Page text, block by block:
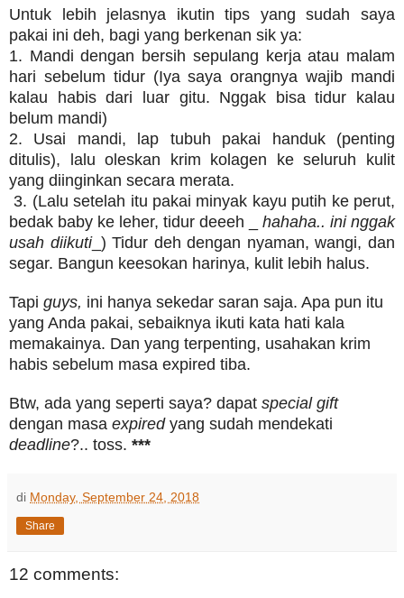
Untuk lebih jelasnya ikutin tips yang sudah saya
pakai ini deh, bagi yang berkenan sik ya:
1. Mandi dengan bersih sepulang kerja atau malam
hari sebelum tidur (Iya saya orangnya wajib mandi
kalau habis dari luar gitu. Nggak bisa tidur kalau
belum mandi)
2. Usai mandi, lap tubuh pakai handuk (penting
ditulis), lalu oleskan krim kolagen ke seluruh kulit
yang diinginkan secara merata.
3. (Lalu setelah itu pakai minyak kayu putih ke perut,
bedak baby ke leher, tidur deeeh _ hahaha.. ini nggak
usah diikuti_) Tidur deh dengan nyaman, wangi, dan
segar. Bangun keesokan harinya, kulit lebih halus.
Tapi guys, ini hanya sekedar saran saja. Apa pun itu
yang Anda pakai, sebaiknya ikuti kata hati kala
memakainya. Dan yang terpenting, usahakan krim
habis sebelum masa expired tiba.
Btw, ada yang seperti saya? dapat special gift
dengan masa expired yang sudah mendekati
deadline?.. toss. ***
di Monday, September 24, 2018
Share
12 comments: